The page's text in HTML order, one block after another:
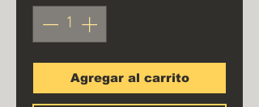
Agregar al carrito